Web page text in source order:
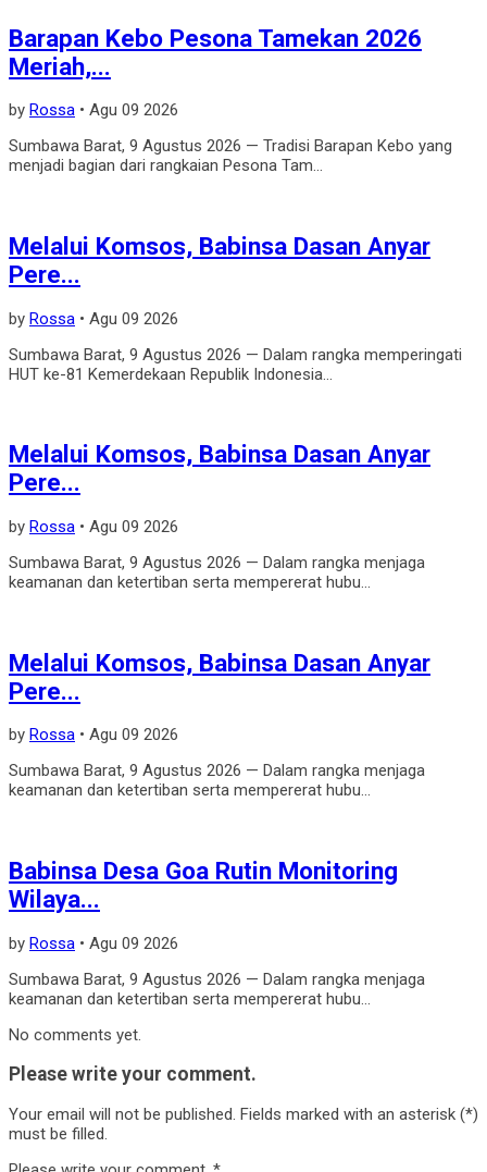
Barapan Kebo Pesona Tamekan 2026
Meriah,...
by Rossa • Agu 09 2026
Sumbawa Barat, 9 Agustus 2026 — Tradisi Barapan Kebo yang
menjadi bagian dari rangkaian Pesona Tam...
Melalui Komsos, Babinsa Dasan Anyar
Pere...
by Rossa • Agu 09 2026
Sumbawa Barat, 9 Agustus 2026 — Dalam rangka memperingati
HUT ke-81 Kemerdekaan Republik Indonesia...
Melalui Komsos, Babinsa Dasan Anyar
Pere...
by Rossa • Agu 09 2026
Sumbawa Barat, 9 Agustus 2026 — Dalam rangka menjaga
keamanan dan ketertiban serta mempererat hubu...
Melalui Komsos, Babinsa Dasan Anyar
Pere...
by Rossa • Agu 09 2026
Sumbawa Barat, 9 Agustus 2026 — Dalam rangka menjaga
keamanan dan ketertiban serta mempererat hubu...
Babinsa Desa Goa Rutin Monitoring
Wilaya...
by Rossa • Agu 09 2026
Sumbawa Barat, 9 Agustus 2026 — Dalam rangka menjaga
keamanan dan ketertiban serta mempererat hubu...
No comments yet.
Please write your comment.
Your email will not be published. Fields marked with an asterisk (*)
must be filled.